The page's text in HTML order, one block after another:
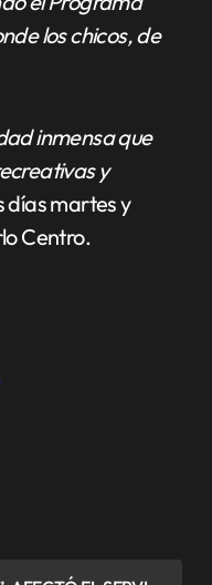
los chicos, de
inmensa que
y
días martes y
Centro.